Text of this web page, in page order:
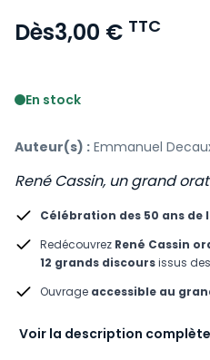
Dès3,00 € TTC
En stock
Auteur(s) : Emmanuel
René Cassin, un grand
Célébration des 50 ans de
Redécouvrez René Cassin
12 grands discoursissus
Ouvrage accessible au
Voir la description complète